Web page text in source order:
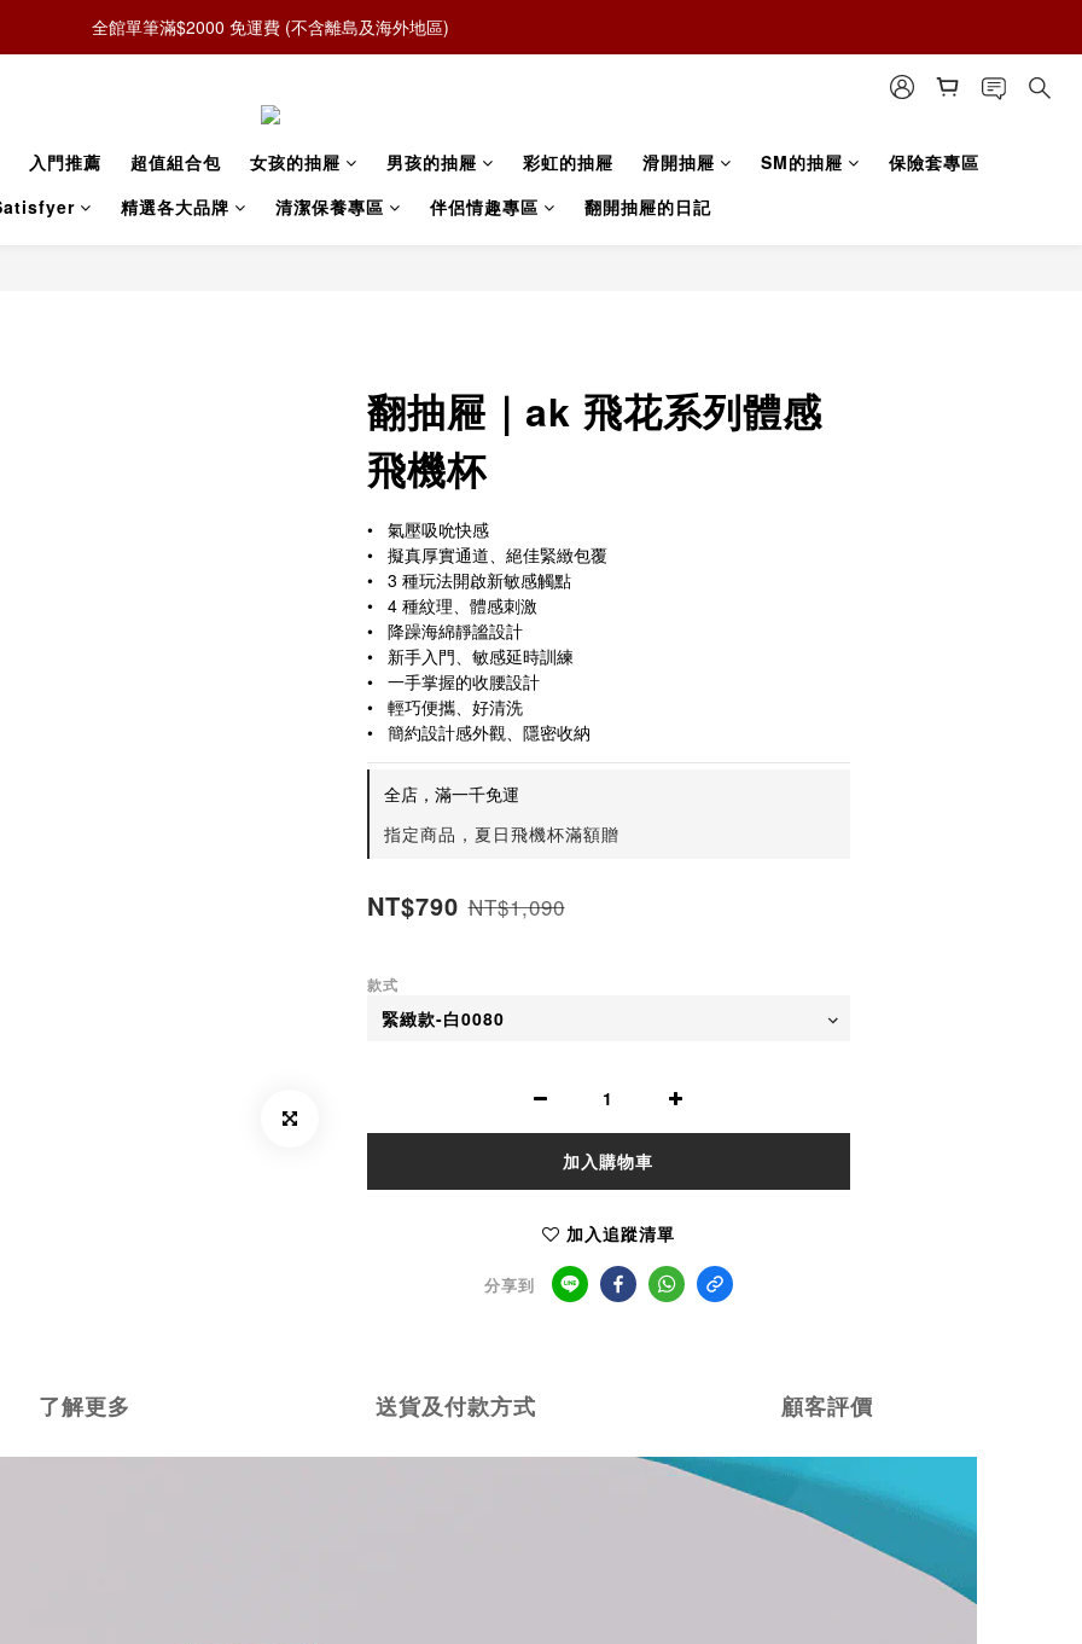
全館單筆滿$2000 免運費 (不含離島及海外地區)
入門推薦 超值組合包 女孩的抽屜 男孩的抽屜 彩虹的抽屜 滑開抽屜 SM的抽屜
保險套專區
精選各大品牌 清潔保養專區 伴侶情趣專區 翻開抽屜的日記
翻抽屜｜ak 飛花系列體感
飛機杯
•   氣壓吸吮快感
•   擬真厚實通道、絕佳緊緻包覆
•   3 種玩法開啟新敏感觸點
•   4 種紋理、體感刺激
•   降躁海綿靜謐設計
•   新手入門、敏感延時訓練
•   一手掌握的收腰設計
•   輕巧便攜、好清洗
•   簡約設計感外觀、隱密收納
全店，滿一千免運
指定商品，夏日飛機杯滿額贈
NT$790 NT$1,090
款式
加入購物車
加入追蹤清單
分享到
了解更多 送貨及付款方式 顧客評價